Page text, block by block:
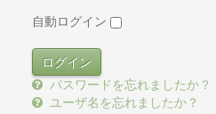
自動ログイン
パスワードを忘れましたか？
ユーザ名を忘れましたか？